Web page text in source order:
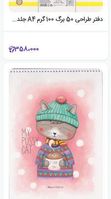
دفتر طراحی 50 برگ 100 گرم A4 جلد‌سخت سیم‌از‌بالا (پودل) مزرعه
358،000